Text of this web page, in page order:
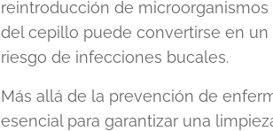
reintroducción de
del cepillo puede convertirse en
riesgo de infecciones bucales.
Más allá de la prevención de
esencial para garantizar una